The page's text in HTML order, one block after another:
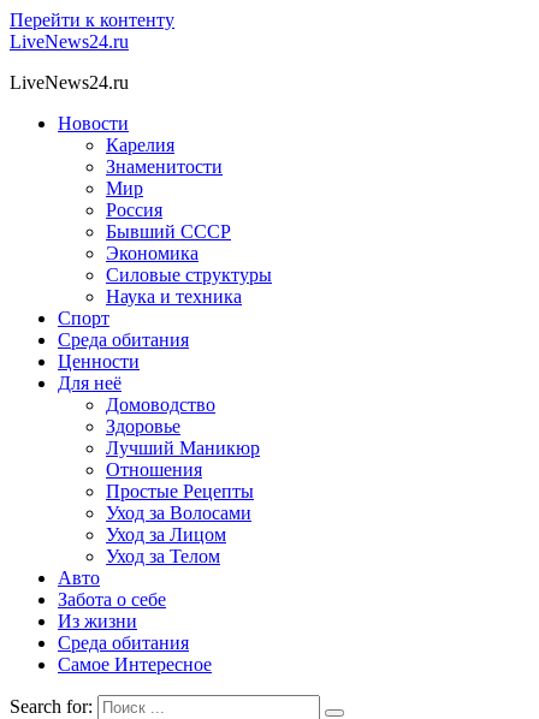
Перейти к контенту
LiveNews24.ru
LiveNews24.ru
Новости
Карелия
Знаменитости
Мир
Россия
Бывший СССР
Экономика
Силовые структуры
Наука и техника
Спорт
Среда обитания
Ценности
Для неё
Домоводство
Здоровье
Лучший Маникюр
Отношения
Простые Рецепты
Уход за Волосами
Уход за Лицом
Уход за Телом
Авто
Забота о себе
Из жизни
Среда обитания
Самое Интересное
Search for: